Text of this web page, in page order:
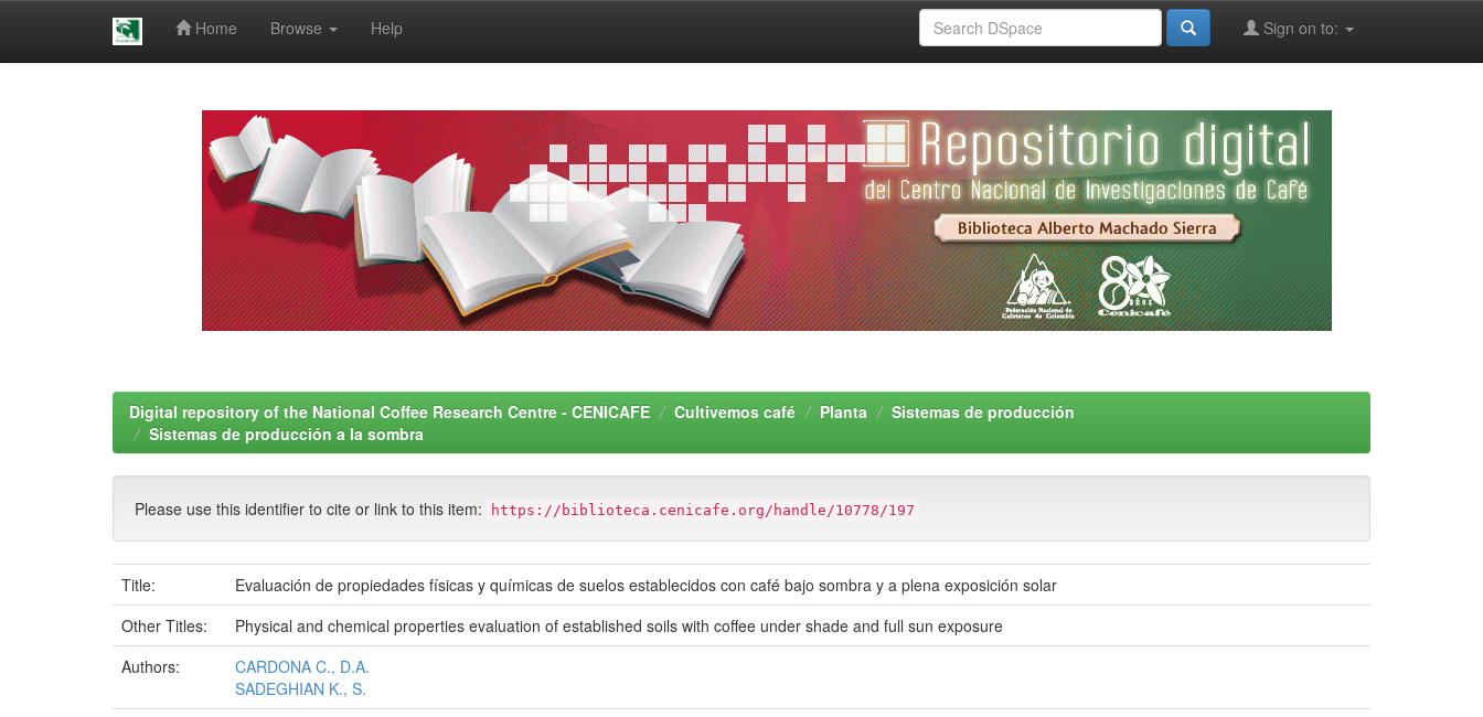
Home Browse Help Sign on to:
Digital repository of the National Coffee Research Centre - CENICAFE Cultivemos café Planta
Sistemas de producción
Sistemas de producción a la sombra
Please use this identifier to cite or link to this item: https://biblioteca.cenicafe.org/handle/10778/197
Title:
Evaluación de propiedades físicas y químicas de suelos establecidos con café bajo sombra y a plena exposición solar
Other Titles:
Physical and chemical properties evaluation of established soils with coffee under shade and full sun exposure
Authors:
CARDONA C., D.A.
SADEGHIAN K., S.